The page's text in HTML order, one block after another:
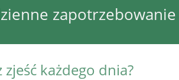
każdego dnia?